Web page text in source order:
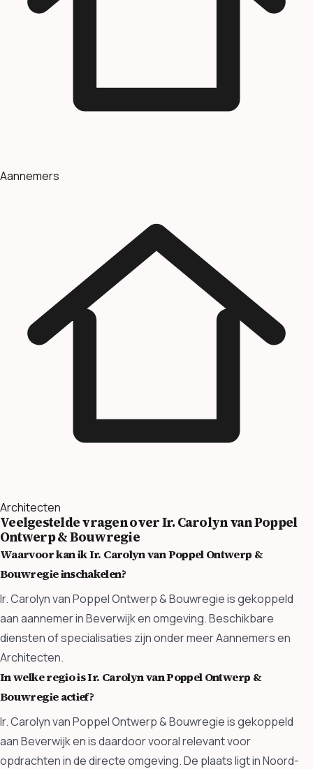
Aannemers
Architecten
Veelgestelde vragen over Ir. Carolyn van Poppel
Ontwerp & Bouwregie
Waarvoor kan ik Ir. Carolyn van Poppel Ontwerp &
Bouwregie inschakelen?
Ir. Carolyn van Poppel Ontwerp & Bouwregie is gekoppeld
aan aannemer in Beverwijk en omgeving. Beschikbare
diensten of specialisaties zijn onder meer Aannemers en
Architecten.
In welke regio is Ir. Carolyn van Poppel Ontwerp &
Bouwregie actief?
Ir. Carolyn van Poppel Ontwerp & Bouwregie is gekoppeld
aan Beverwijk en is daardoor vooral relevant voor
opdrachten in de directe omgeving. De plaats ligt in Noord-